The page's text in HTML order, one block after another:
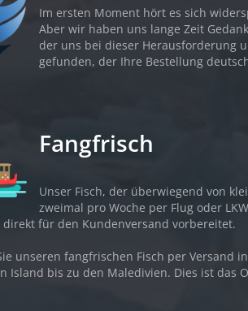
Im ersten Moment hört es sich
Aber wir haben uns lange Zeit
der uns bei dieser Herausforderung
gefunden, der Ihre Bestellung
Fangfrisch
Unser Fisch, der überwiegend von
zweimal pro Woche per Flug oder
für den Kundenversand vorbereitet.
unseren fangfrischen Fisch per Versand
Island bis zu den Maledivien. Dies ist das